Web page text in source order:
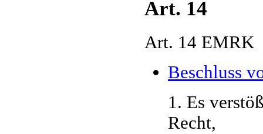
Art. 14
Art. 14 EMRK
Beschluss
1. Es
Recht,